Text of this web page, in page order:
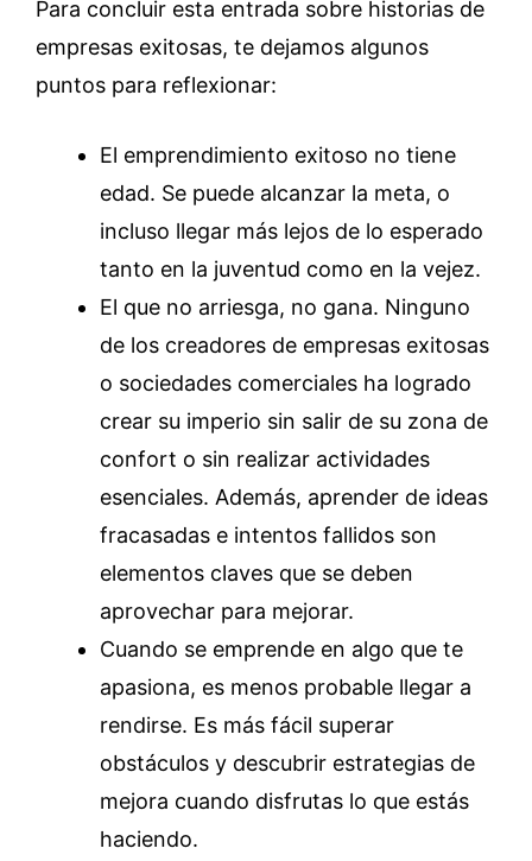
Para concluir esta entrada sobre historias de
empresas exitosas, te dejamos algunos
puntos para reflexionar:
El emprendimiento exitoso no tiene
edad. Se puede alcanzar la meta, o
incluso llegar más lejos de lo esperado
tanto en la juventud como en la vejez.
El que no arriesga, no gana. Ninguno
de los creadores de empresas exitosas
o sociedades comerciales ha logrado
crear su imperio sin salir de su zona de
confort o sin realizar actividades
esenciales. Además, aprender de ideas
fracasadas e intentos fallidos son
elementos claves que se deben
aprovechar para mejorar.
Cuando se emprende en algo que te
apasiona, es menos probable llegar a
rendirse. Es más fácil superar
obstáculos y descubrir estrategias de
mejora cuando disfrutas lo que estás
haciendo.